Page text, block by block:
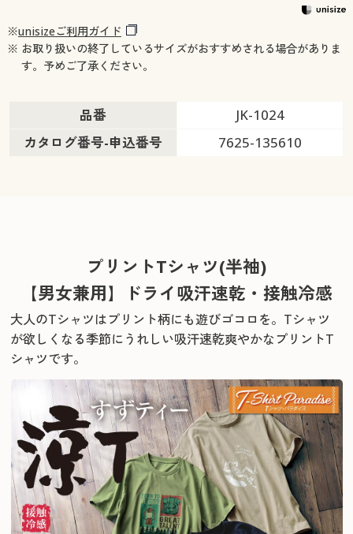
※unisizeご利用ガイド
※ お取り扱いの終了しているサイズがおすすめされる場合がありま
す。予めご了承ください。
品番
JK-1024
カタログ番号-申込番号
7625-135610
プリントTシャツ(半袖)
【男女兼用】ドライ吸汗速乾・接触冷感
大人のTシャツはプリント柄にも遊びゴコロを。 Tシャツ
が欲しくなる季節にうれしい吸汗速乾爽やかなプリントT
シャツです。